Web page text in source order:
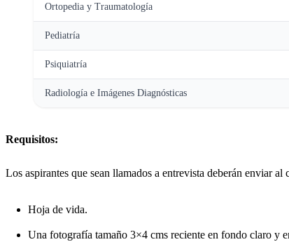
Ortopedia y Traumatología
Pediatría
Psiquiatría
Radiología e Imágenes Diagnósticas
Requisitos:
Los aspirantes que sean llamados a entrevista deberán enviar al
Hoja de vida.
Una fotografía tamaño 3×4 cms reciente en fondo claro y